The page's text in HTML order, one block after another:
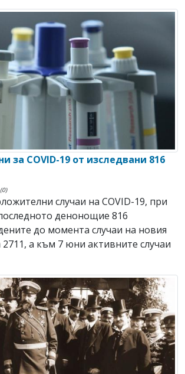
за COVID-19 от изследвани 816
случаи на COVID-19, при
денонощие 816
до момента случаи на новия
2711, а към 7 юни активните случаи